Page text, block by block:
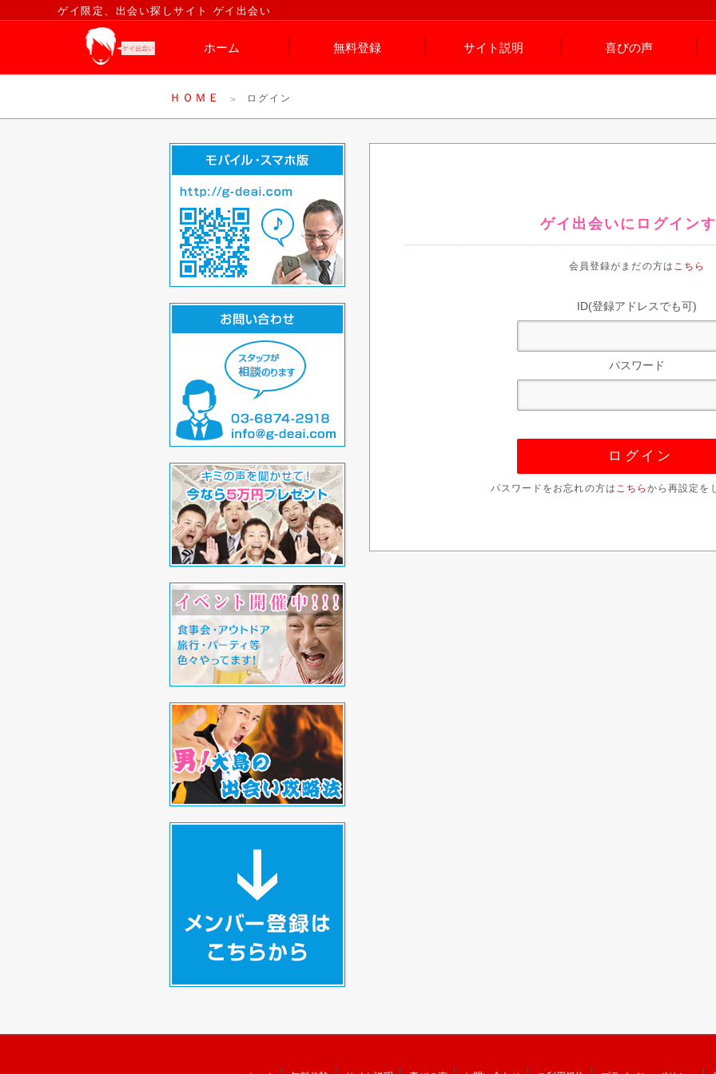
ＨＯＭＥ ログイン
ゲイ限定、出会い探しサイト ゲイ出会い
ホーム 無料登録 サイト説明 喜びの声
ゲイ出会いにログイン
会員登録がまだの方は こちら
ID(登録アドレスでも可)
パスワード
パスワードをお忘れの方は こちらから再設定を